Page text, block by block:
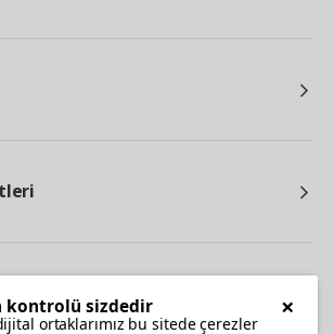
×
kontrolü sizdedir
ortaklarımız bu sitede çerezler